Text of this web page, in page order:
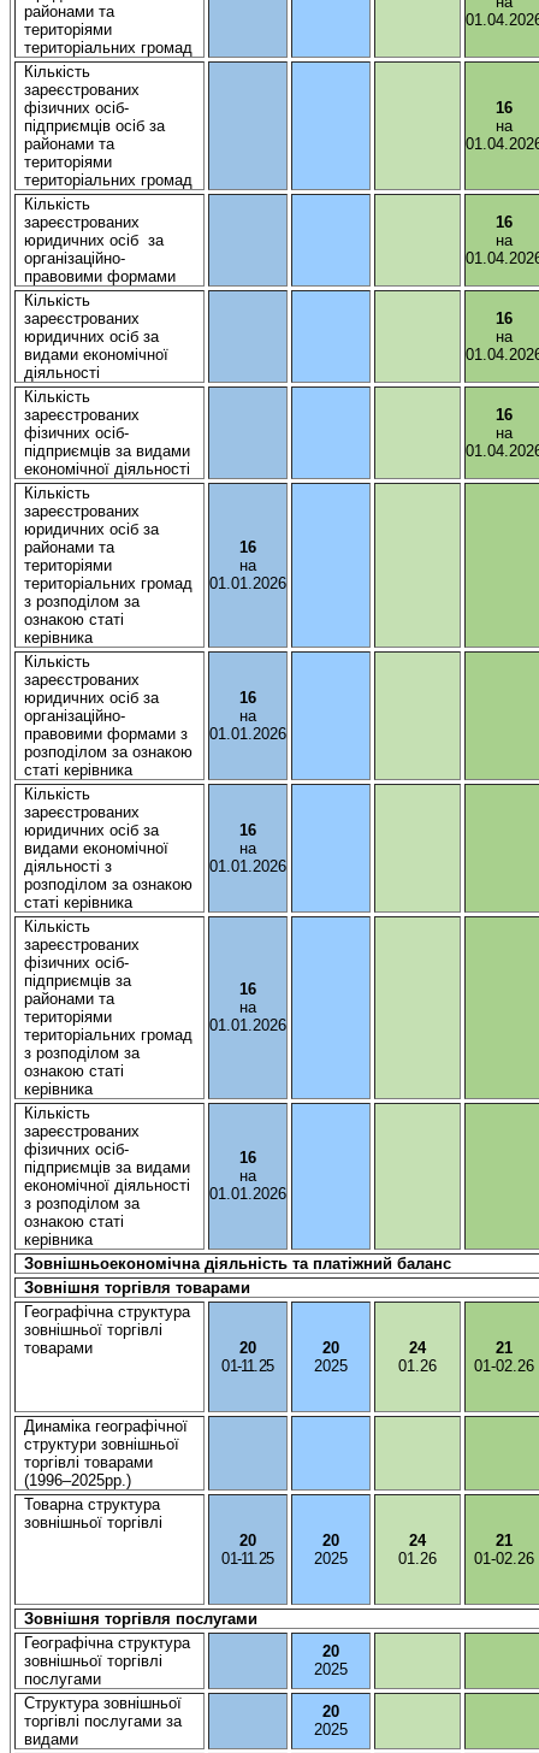
районами та
територіями
територіальнихгромад
Кількість
зареєстрованих
фізичних осіб-
підприємців осібза
районами та
територіями
територіальнихгромад
16
на
Кількість
зареєстрованих
юридичних осібза
організаційно-
правовимиформами
16
на
Кількість
зареєстрованих
юридичних осібза
видами економічної
діяльності
16
на
Кількість
зареєстрованих
фізичних осіб-
підприємцівза видами
економічної діяльності
16
на
Кількість
зареєстрованих
юридичних осібза
районами та
територіями
територіальнихгромад
з розподілом за
ознакою статі
керівника
16
на
01.01.2026
Кількість
зареєстрованих
юридичних осібза
організаційно-
правовимиформами з
розподілом за ознакою
статі керівника
16
на
01.01.2026
Кількість
зареєстрованих
юридичних осібза
видами економічної
діяльності з
розподілом за ознакою
статі керівника
16
на
01.01.2026
Кількість
зареєстрованих
фізичних осіб-
підприємцівза
районами та
територіями
територіальнихгромад
з розподілом за
ознакою статі
керівника
16
на
01.01.2026
Кількість
зареєстрованих
фізичних осіб-
підприємцівза видами
економічної діяльності
з розподілом за
ознакою статі
керівника
16
на
01.01.2026
Зовнішньоекономічна діяльністьта платіжнийбаланс
Зовнішня торгівля товарами
Географiчнаструктура
зовнiшньої торгiвлi
товарами
20
01-11.25
20
2025
24
01.26
21
01-02.26
Динаміка географічної
структури зовнішньої
торгівлі товарами
(1996–2025рр.)
Товарнаструктура
зовнішньої торгівлі
20
01-11.25
20
2025
24
01.26
21
01-02.26
Зовнішня торгівля послугами
Географічнаструктура
зовнішньої торгівлі
послугами
20
2025
Структура зовнішньої
торгівлі послугамиза
видами
20
2025